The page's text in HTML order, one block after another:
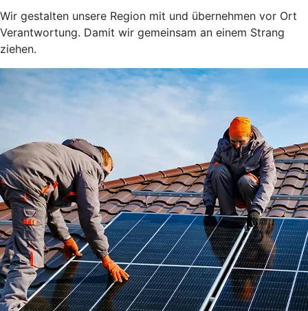
Wir gestalten unsere Region mit und übernehmen vor Ort
Verantwortung. Damit wir gemeinsam an einem Strang
ziehen.